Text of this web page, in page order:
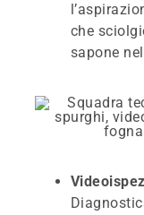
che
sapone